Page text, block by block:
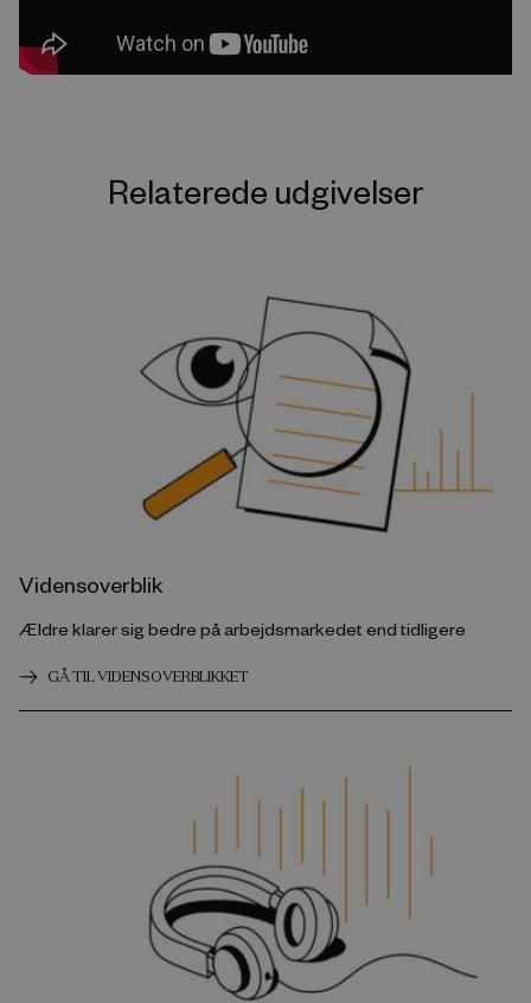
Relaterede udgivelser
Vidensoverblik
Ældre klarer sig bedre på arbejdsmarkedet end tidligere
GÅ TIL VIDENSOVERBLIKKET